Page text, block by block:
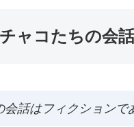
ャコたちの会
話はフィクションで